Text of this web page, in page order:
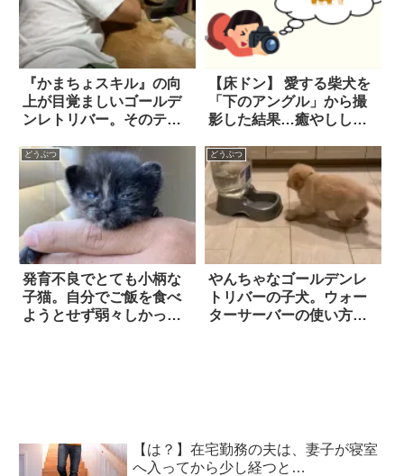
『かまちょスキル』の向
上が目覚ましいゴールデ
ンレトリバー。そのテク
れ！
【床ドン】 愛する柴犬を
「下のアングル」から撮
影した結果…癒やししか
まれてしまった！！
どうぶつ
発育不良でとても小柄な
子猫。自分でご飯を食べ
ようとせず弱々しかった
どうぶつ
やんちゃなゴールデンレ
トリバーの子犬。ウォー
ターサーバーの使い方
【は？】在宅勤務の夫は、妻子が寝室
へ入ってから少し経つと…